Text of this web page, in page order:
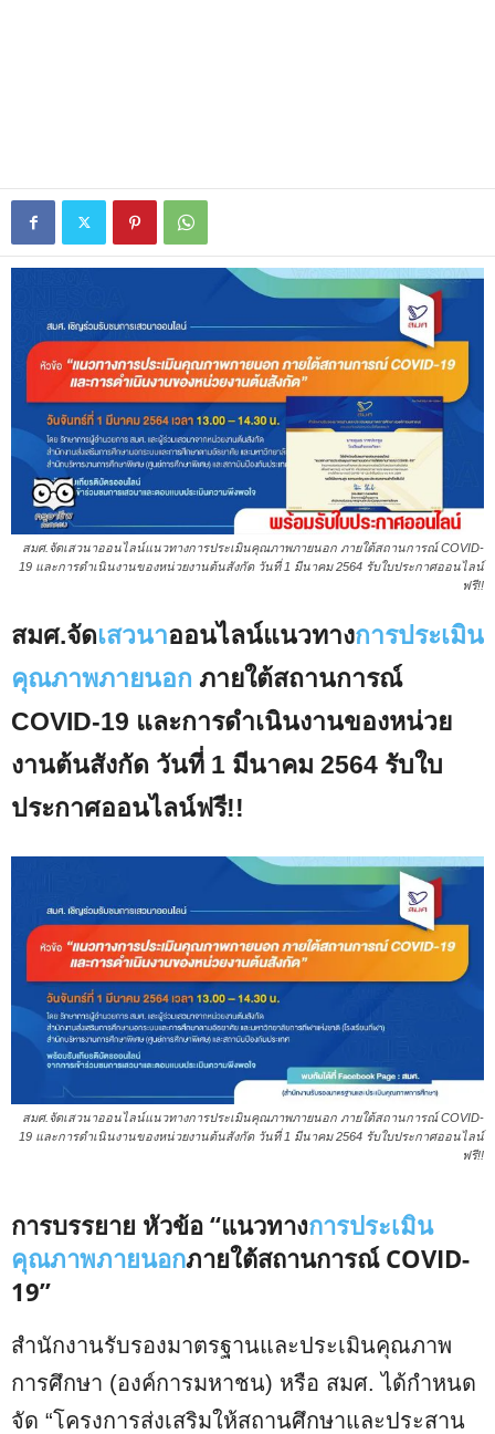
สมศ.จัดเสวนาออนไลน์แนวทางการประเมินคุณภาพภายนอก ภายใต้สถานการณ์ COVID-
19 และการดำเนินงานของหน่วยงานต้นสังกัด วันที่ 1 มีนาคม 2564 รับใบประกาศออนไลน์
ฟรี!!
สมศ.จัดเสวนาออนไลน์แนวทางการประเมิน
คุณภาพภายนอก ภายใต้สถานการณ์
COVID-19 และการดำเนินงานของหน่วย
งานต้นสังกัด วันที่ 1 มีนาคม 2564 รับใบ
ประกาศออนไลน์ฟรี!!
สมศ.จัดเสวนาออนไลน์แนวทางการประเมินคุณภาพภายนอก ภายใต้สถานการณ์ COVID-
19 และการดำเนินงานของหน่วยงานต้นสังกัด วันที่ 1 มีนาคม 2564 รับใบประกาศออนไลน์
ฟรี!!
การบรรยาย หัวข้อ “แนวทางการประเมิน
คุณภาพภายนอกภายใต้สถานการณ์ COVID-
19”
สำนักงานรับรองมาตรฐานและประเมินคุณภาพ
การศึกษา (องค์การมหาชน) หรือ สมศ. ได้กำหนด
จัด “โครงการส่งเสริมให้สถานศึกษาและประสาน